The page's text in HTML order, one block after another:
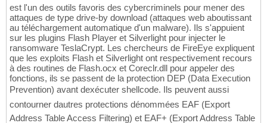
est l'un des outils favoris des cybercriminels pour mener des
attaques de type drive-by download (attaques web aboutissant
au téléchargement automatique d'un malware). Ils s'appuient
sur les plugins Flash Player et Silverlight pour injecter le
ransomware TeslaCrypt. Les chercheurs de FireEye expliquent
que les exploits Flash et Silverlight ont respectivement recours
à des routines de Flash.ocx et Coreclr.dll pour appeler des
fonctions, ils se passent de la protection DEP (Data Execution
Prevention) avant dexécuter shellcode. Ils peuvent aussi
contourner dautres protections dénommées EAF (Export
Address Table Access Filtering) et EAF+ (Export Address Table